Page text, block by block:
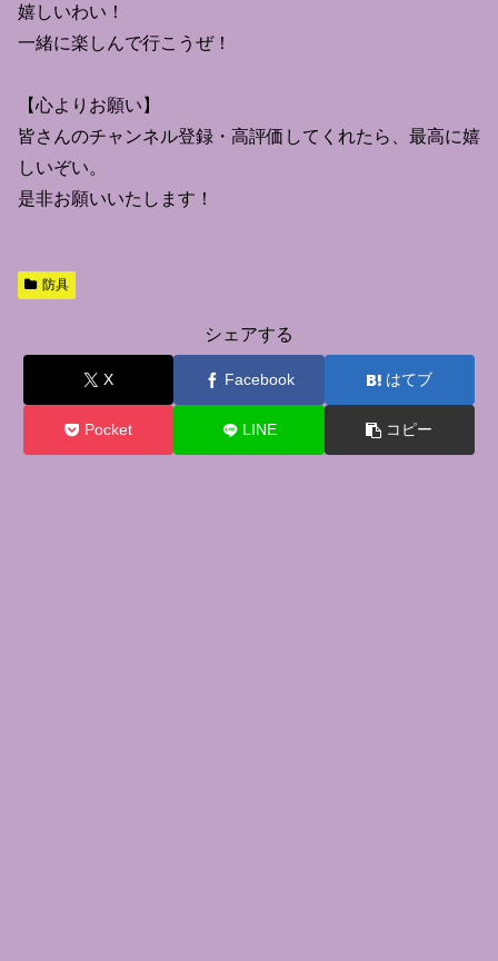
嬉しいわい！
一緒に楽しんで行こうぜ！
【心よりお願い】
皆さんのチャンネル登録・高評価してくれたら、最高に嬉
しいぞい。
是非お願いいたします！
防具
シェアする
X Facebook はてブ
Pocket LINE コピー